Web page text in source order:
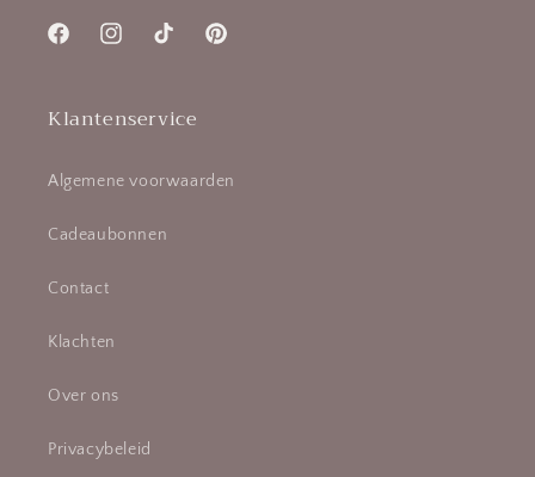
FacebookInstagramTikTok Pinterest
Klantenservice
Algemene voorwaarden
Cadeaubonnen
Contact
Klachten
Over ons
Privacybeleid